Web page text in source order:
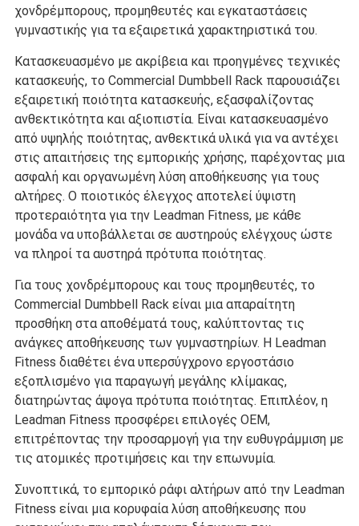
χονδρέμπορους, προμηθευτές και εγκαταστάσεις
γυμναστικής για τα εξαιρετικά χαρακτηριστικά του.
Κατασκευασμένο με ακρίβεια και προηγμένες τεχνικές
κατασκευής, το Commercial Dumbbell Rack παρουσιάζει
εξαιρετική ποιότητα κατασκευής, εξασφαλίζοντας
ανθεκτικότητα και αξιοπιστία. Είναι κατασκευασμένο
από υψηλής ποιότητας, ανθεκτικά υλικά για να αντέχει
στις απαιτήσεις της εμπορικής χρήσης, παρέχοντας μια
ασφαλή και οργανωμένη λύση αποθήκευσης για τους
αλτήρες. Ο ποιοτικός έλεγχος αποτελεί ύψιστη
προτεραιότητα για την Leadman Fitness, με κάθε
μονάδα να υποβάλλεται σε αυστηρούς ελέγχους ώστε
να πληροί τα αυστηρά πρότυπα ποιότητας.
Για τους χονδρέμπορους και τους προμηθευτές, το
Commercial Dumbbell Rack είναι μια απαραίτητη
προσθήκη στα αποθέματά τους, καλύπτοντας τις
ανάγκες αποθήκευσης των γυμναστηρίων. Η Leadman
Fitness διαθέτει ένα υπερσύγχρονο εργοστάσιο
εξοπλισμένο για παραγωγή μεγάλης κλίμακας,
διατηρώντας άψογα πρότυπα ποιότητας. Επιπλέον, η
Leadman Fitness προσφέρει επιλογές OEM,
επιτρέποντας την προσαρμογή για την ευθυγράμμιση με
τις ατομικές προτιμήσεις και την επωνυμία.
Συνοπτικά, το εμπορικό ράφι αλτήρων από την Leadman
Fitness είναι μια κορυφαία λύση αποθήκευσης που